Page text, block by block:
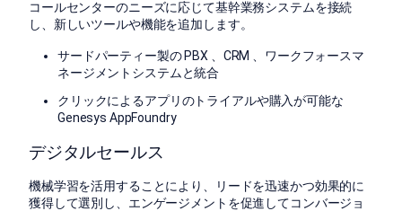
コールセンターのニーズに応じて基幹業務システムを接続
し、新しいツールや機能を追加します。
サードパーティー製の PBX 、CRM 、ワークフォースマ
ネージメントシステムと統合
クリックによるアプリのトライアルや購入が可能な
Genesys AppFoundry
デジタルセールス
機械学習を活用することにより、リードを迅速かつ効果的に
獲得して選別し、エンゲージメントを促進してコンバージョ